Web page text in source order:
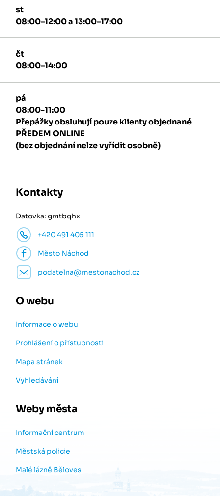
st
08:00–12:00 a 13:00–17:00
čt
08:00–14:00
pá
08:00-11:00
Přepážky obsluhují pouze klienty objednané
PŘEDEM ONLINE
(bez objednání nelze vyřídit osobně)
Kontakty
Datovka: gmtbqhx
+420 491 405 111
Město Náchod
podatelna@mestonachod.cz
O webu
Informace o webu
Prohlášení o přístupnosti
Mapa stránek
Vyhledávání
Weby města
Informační centrum
Městská policie
Malé lázně Běloves